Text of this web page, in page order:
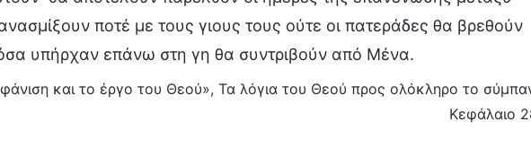
ποτέ με τους γιους τους ούτε οι πατεράδες θα βρεθούν
υπήρχαν επάνω στη γη θα συντριβούν από Μένα.
και το έργο του Θεού», Τα λόγια του Θεού προς ολόκληρο το
Κεφάλαιο